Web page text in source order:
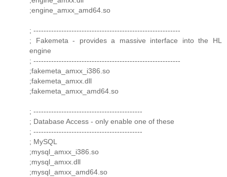
;engine_amxx_amd64.so
; ----------------------------------------------------------
; Fakemeta - provides a massive interface into the HL
engine
; ----------------------------------------------------------
;fakemeta_amxx_i386.so
;fakemeta_amxx.dll
;fakemeta_amxx_amd64.so
; -------------------------------------------
; Database Access - only enable one of these
; -------------------------------------------
; MySQL
;mysql_amxx_i386.so
;mysql_amxx.dll
;mysql_amxx_amd64.so